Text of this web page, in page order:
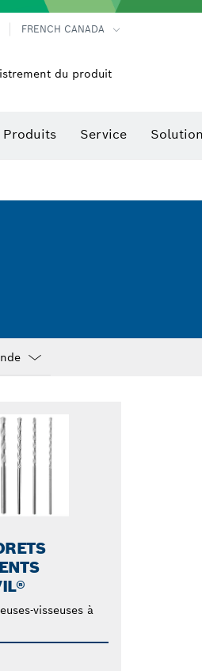
FRENCH CANADA
du produit
Produits Service
visseuses à